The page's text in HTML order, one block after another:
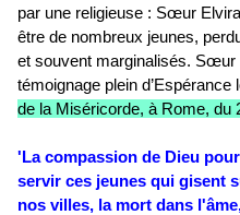
par une religieuse : Sœur
être de nombreux jeunes,
et souvent marginalisés. Sœur
témoignage plein d’Espérance
de la Miséricorde, à Rome, du
'La compassion de Dieu
servir ces jeunes qui gisent
nos villes, la mort dans